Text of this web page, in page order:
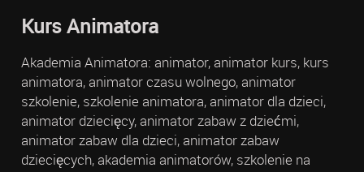
Kurs Animatora
Akademia Animatora: animator, animator kurs, kurs
animatora, animator czasu wolnego, animator
szkolenie, szkolenie animatora, animator dla dzieci,
animator dziecięcy, animator zabaw z dziećmi,
animator zabaw dla dzieci, animator zabaw
dziecięcych, akademia animatorów, szkolenie na